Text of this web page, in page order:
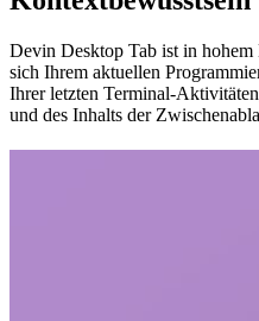
Devin Desktop Tab ist in hohem
sich Ihrem aktuellen
Ihrer letzten Terminal-
und des Inhalts der